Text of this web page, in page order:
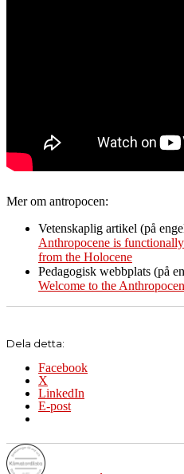
Mer om antropocen:
Vetenskaplig artikel (på
Anthropocene is
from the Holocene
Pedagogisk webbplats (på
Welcome to the
Dela detta:
Facebook
X
LinkedIn
E-post